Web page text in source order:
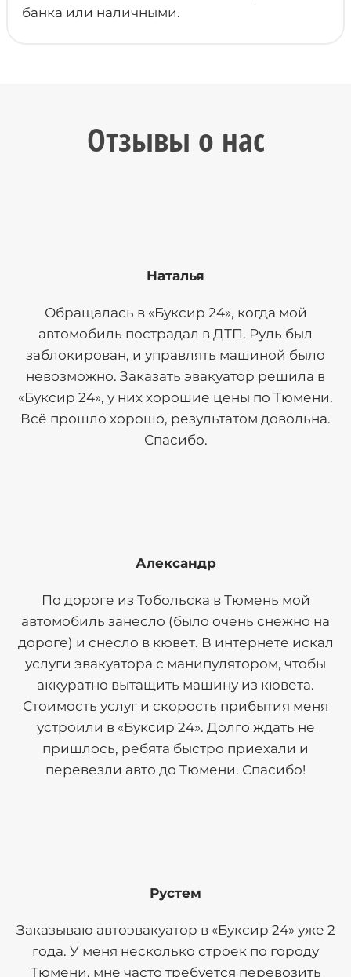
банка или наличными.
Отзывы о нас
Наталья
Обращалась в «Буксир 24», когда мой
автомобиль пострадал в ДТП. Руль был
заблокирован, и управлять машиной было
невозможно. Заказать эвакуатор решила в
«Буксир 24», у них хорошие цены по Тюмени.
Всё прошло хорошо, результатом довольна.
Спасибо.
Александр
По дороге из Тобольска в Тюмень мой
автомобиль занесло (было очень снежно на
дороге) и снесло в кювет. В интернете искал
услуги эвакуатора с манипулятором, чтобы
аккуратно вытащить машину из кювета.
Стоимость услуг и скорость прибытия меня
устроили в «Буксир 24». Долго ждать не
пришлось, ребята быстро приехали и
перевезли авто до Тюмени. Спасибо!
Рустем
Заказываю автоэвакуатор в «Буксир 24» уже 2
года. У меня несколько строек по городу
Тюмени, мне часто требуется перевозить